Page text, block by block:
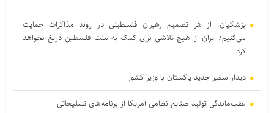
پزشکیان: از هر تصمیم رهبران فلسطینی در روند مذاکرات حمایت
می‌کنیم/ ایران از هیچ تلاشی برای کمک به ملت فلسطین دریغ نخواهد
کرد
دیدار سفیر جدید پاکستان با وزیر کشور
عقب‌ماندگی تولید صنایع نظامی آمریکا از برنامه‌های تسلیحاتی